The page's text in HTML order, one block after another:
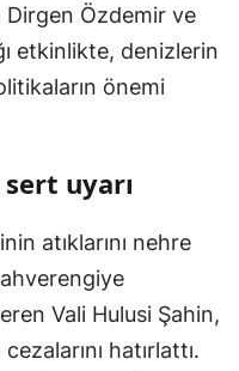
Dirgen Özdemir ve
etkinlikte, denizlerin
önemi
uyarı
atıklarını nehre
Vali Hulusi Şahin,
hatırlattı.